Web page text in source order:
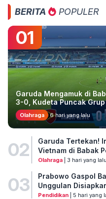
BERITA POPULER
01
Garuda Mengamuk di
3-0, Kudeta Puncak Grup
Olahraga 6 hari yang lalu
02
Garuda Tertekan!
Vietnam di Babak
Olahraga| 3 hari yang lalu
03
Prabowo Gaspol
Unggulan
Pendidikan| 5 hari yang